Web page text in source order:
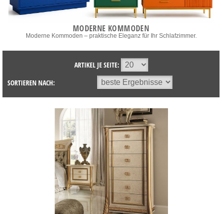
MODERNE KOMMODEN
Moderne Kommoden – praktische Eleganz für Ihr Schlafzimmer.
ARTIKEL JE SEITE:
SORTIEREN NACH: